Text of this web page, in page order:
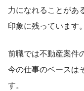
力になれることがあ
印象に残っています。
前職では不動産案件
今の仕事のベースは
す。